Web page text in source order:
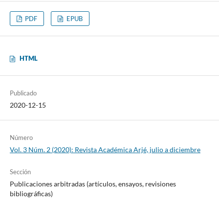
PDF EPUB
HTML
Publicado
2020-12-15
Número
Vol. 3 Núm. 2 (2020): Revista Académica Arjé, julio a diciembre
Sección
Publicaciones arbitradas (artículos, ensayos, revisiones
bibliográficas)